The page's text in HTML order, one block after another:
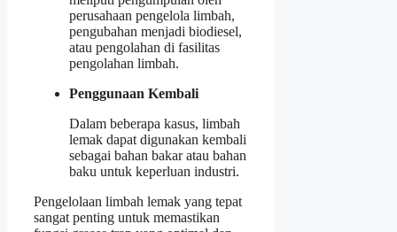
perusahaan pengelola limbah,
pengubahan menjadi biodiesel,
atau pengolahan di fasilitas
pengolahan limbah.
Penggunaan Kembali
Dalam beberapa kasus, limbah
lemak dapat digunakan kembali
sebagai bahan bakar atau bahan
baku untuk keperluan industri.
Pengelolaan limbah lemak yang tepat
sangat penting untuk memastikan